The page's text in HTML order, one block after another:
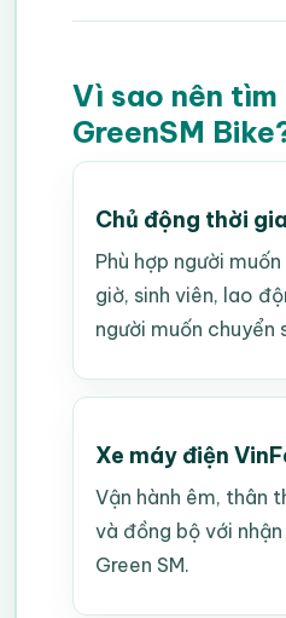
Vì sao nên tìm
GreenSM
Chủ động thời
Phù hợp người
giờ, sinh viên, lao
người muốn chuyển
Xe máy điện
Vận hành êm, thân
và đồng bộ với
Green SM.